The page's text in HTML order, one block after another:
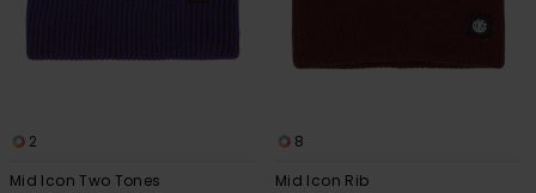
2
Mid Icon Two Tones
8
Mid Icon Rib